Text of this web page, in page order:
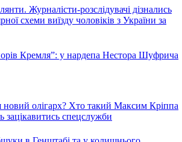
Журналісти-розслідувачі дізнались
схеми виїзду чоловіків з України за
Кремля”: у нардепа Нестора Шуфрича
новий олігарх? Хто такий Максим Кріппа
спецслужби